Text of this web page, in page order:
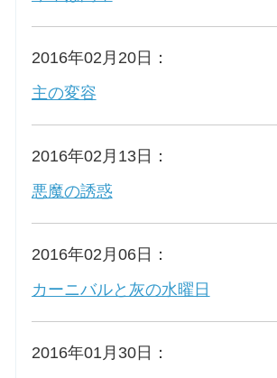
2016年02月20日：
主の変容
2016年02月13日：
悪魔の誘惑
2016年02月06日：
カーニバルと灰の水曜日
2016年01月30日：